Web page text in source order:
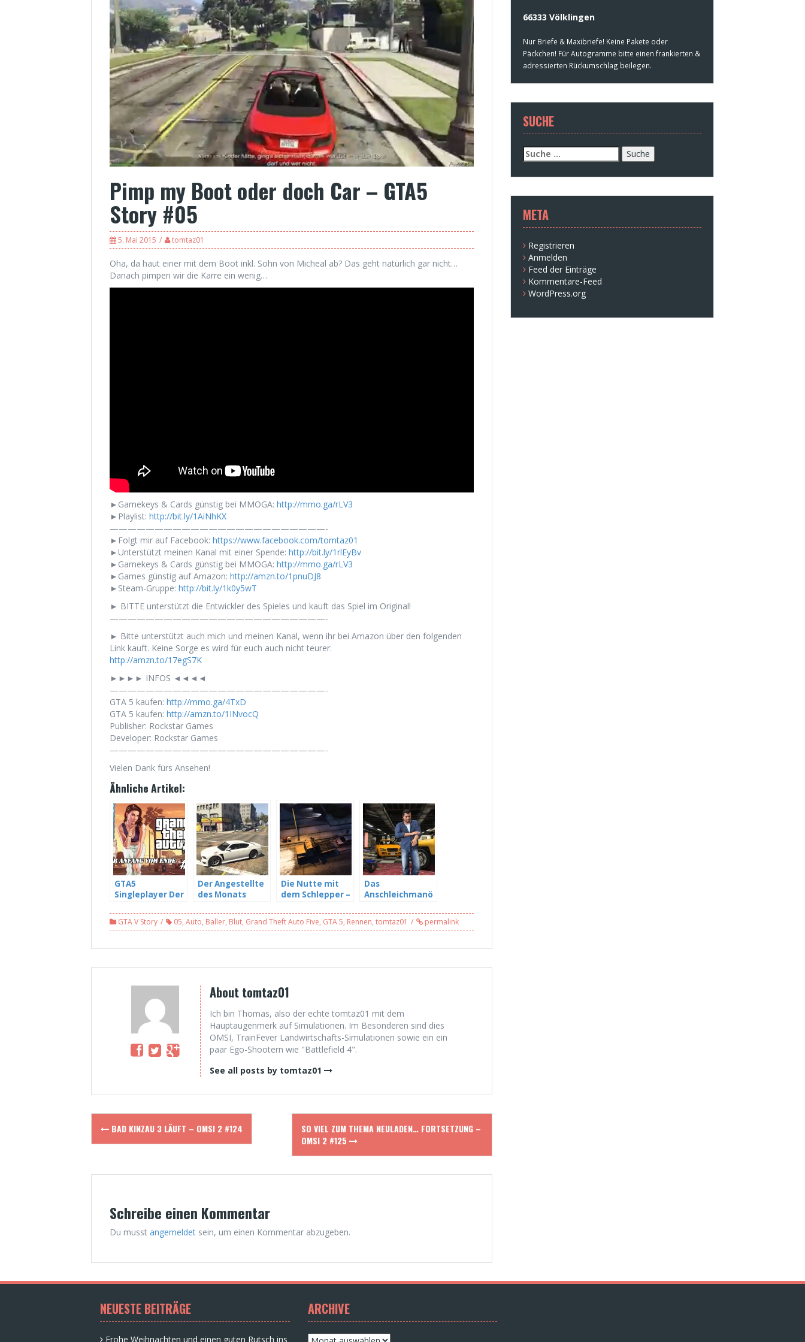
Pimp my Boot oder doch Car – GTA5
Story #05
5. Mai 2015 tomtaz01
Oha, da haut einer mit dem Boot inkl. Sohn von Micheal ab? Das geht natürlich gar nicht…
Danach pimpen wir die Karre ein wenig…
►Gamekeys & Cards günstig bei MMOGA: http://mmo.ga/rLV3
►Playlist: http://bit.ly/1AiNhKX
————————————————————————-
►Folgt mir auf Facebook: https://www.facebook.com/tomtaz01
►Unterstützt meinen Kanal mit einer Spende: http://bit.ly/1rlEyBv
►Gamekeys & Cards günstig bei MMOGA: http://mmo.ga/rLV3
►Games günstig auf Amazon: http://amzn.to/1pnuDJ8
►Steam-Gruppe: http://bit.ly/1k0y5wT
► BITTE unterstützt die Entwickler des Spieles und kauft das Spiel im Original!
————————————————————————-
► Bitte unterstützt auch mich und meinen Kanal, wenn ihr bei Amazon über den folgenden
Link kauft. Keine Sorge es wird für euch auch nicht teurer:
http://amzn.to/17egS7K
►►►► INFOS ◄◄◄◄
————————————————————————-
GTA 5 kaufen: http://mmo.ga/4TxD
GTA 5 kaufen: http://amzn.to/1INvocQ
Publisher: Rockstar Games
Developer: Rockstar Games
————————————————————————-
Vielen Dank fürs Ansehen!
Ähnliche Artikel:
GTA5
Singleplayer Der
Ende – GTA5
Story #01
Der Angestellte
des Monats
GTA5 Story #02
Die Nutte mit
dem Schlepper –
Das
Anschleichmanö
#04
GTA V Story 05, Auto, Baller, Blut, Grand Theft Auto Five, GTA 5, Rennen, tomtaz01 permalink
About tomtaz01
Ich bin Thomas, also der echte tomtaz01 mit dem
Hauptaugenmerk auf Simulationen. Im Besonderen sind dies
OMSI, TrainFever Landwirtschafts-Simulationen sowie ein ein
paar Ego-Shootern wie "Battlefield 4".
See all posts by tomtaz01
Post
navigation
BAD KINZAU 3 LÄUFT – OMSI 2 #124
SO VIEL ZUM THEMA NEULADEN… FORTSETZUNG –
OMSI 2 #125
Schreibe einen Kommentar
Du musst angemeldet sein, um einen Kommentar abzugeben.
66333 Völklingen
Nur Briefe & Maxibriefe! Keine Pakete oder
Päckchen! Für Autogramme bitte einen frankierten &
adressierten Rückumschlag beilegen.
SUCHE
Suche
nach:
META
Registrieren
Anmelden
Feed der Einträge
Kommentare-Feed
WordPress.org
NEUESTE BEITRÄGE
Frohe Weihnachten und einen guten Rutsch ins
ARCHIVE
Archive